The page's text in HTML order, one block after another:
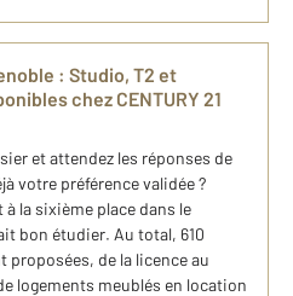
: Studio, T2 et
chez CENTURY 21
et attendez les réponses de
votre préférence validée ?
la sixième place dans le
bon étudier. Au total, 610
de la licence au
logements meublés en location